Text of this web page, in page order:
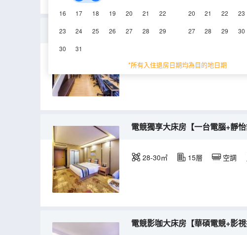
16 17 18 19 20 21 22
23 24 25 26 27 28 29
30 31
20 21 22 23
27 28 29 30
*所有入住退房日期均為目的地日期
電競競技四人間【玩睡分離+冰箱
50-60㎡ 13層 空調
電競獨享大床房【一台電腦+靜怡
28-30㎡ 15層 空調
電競影咖大床房【華碩電競+影視